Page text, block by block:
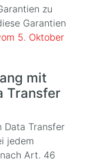
zu
Garantien
5. Oktober
mit
Transfer
Data Transfer
jedem
Art. 46